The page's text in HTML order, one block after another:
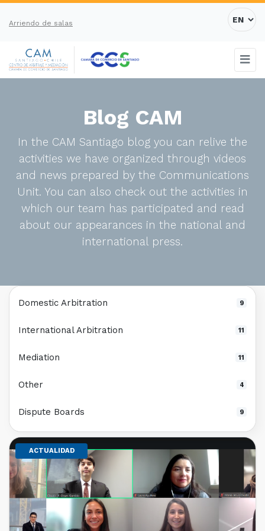
Arriendo de salas
Blog CAM
In the CAM Santiago blog you can relive the
activities we have organized through videos
and news prepared by the Communications
Unit. You can also check out the activities in
which our team has participated and read
about our appearances in the national and
international press.
ACTUALIDAD
Domestic Arbitration 9
International Arbitration 11
Mediation 11
Other 4
Dispute Boards 9